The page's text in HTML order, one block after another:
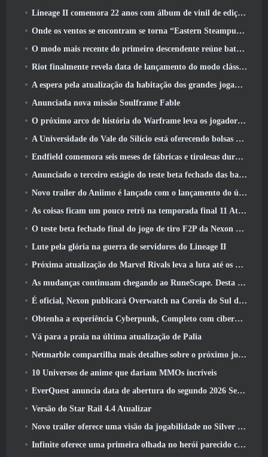
Lineage II comemora 22 anos com álbum de vinil de edição de colecionador
Onde os ventos se encontram se torna “Eastern Steampunk” na versão 2.0
O modo mais recente do primeiro descendente reúne batalhas difíceis de interceptação de vazio e as profundezas
Riot finalmente revela data de lançamento do modo clássico de League Of Legends
A espera pela atualização da habitação dos grandes jogadores do RuneScape acabou
Anunciada nova missão Soulframe Fable
O próximo arco de história do Warframe leva os jogadores a um novo mapa estelar, O Sistema Tau
A Universidade do Vale do Silício está oferecendo bolsas de estudo para jogos e alguns dos requisitos são interessantes
Endfield comemora seis meses de fábricas e tirolesas durante sua próxima atualização
Anunciado o terceiro estágio do teste beta fechado das batalhas de infantaria do War Thunder
Novo trailer do Aniimo é lançado com o lançamento do último teste beta fechado
As coisas ficam um pouco retrô na temporada final 11 Atualizar
O teste beta fechado final do jogo de tiro F2P da Nexon Sudden Attack Zero Point começou hoje
Lute pela glória na guerra de servidores do Lineage II
Próxima atualização do Marvel Rivals leva a luta até os deuses
As mudanças continuam chegando ao RuneScape. Desta vez é a habitação do jogador
É oficial, Nexon publicará Overwatch na Coreia do Sul daqui para frente
Obtenha a experiência Cyberpunk, Completo com ciberpsicose, No próximo evento de crossover do Apex Legends
Vá para a praia na última atualização de Palia
Netmarble compartilha mais detalhes sobre o próximo jogo de nivelamento solo, Nivelamento Solo: KARMA na Anime Expo
10 Universos de anime que dariam MMOs incríveis
EverQuest anuncia data de abertura do segundo 2026 Servidor de expansão bloqueado por tempo
Versão do Star Rail 4.4 Atualizar
Novo trailer oferece uma visão da jogabilidade no Silver Palace
Infinite oferece uma primeira olhada no herói parecido com uma sereia chegando no SS13: Pós-luz